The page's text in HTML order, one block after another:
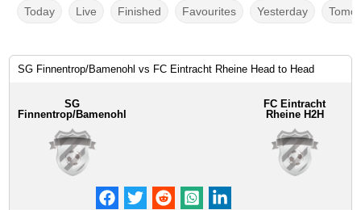
Today Live Finished Favourites Yesterday
SG Finnentrop/Bamenohl vs FC Eintracht Rheine Head to Head
SG
Finnentrop/Bamenohl
FC Eintracht
Rheine H2H